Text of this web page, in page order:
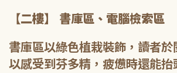
【二樓】 書庫區、電腦檢索區
書庫區以綠色植栽裝飾，讀者
以感受到芬多精，疲憊時還能抬